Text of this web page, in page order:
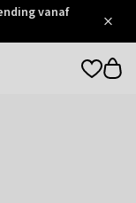
vanaf